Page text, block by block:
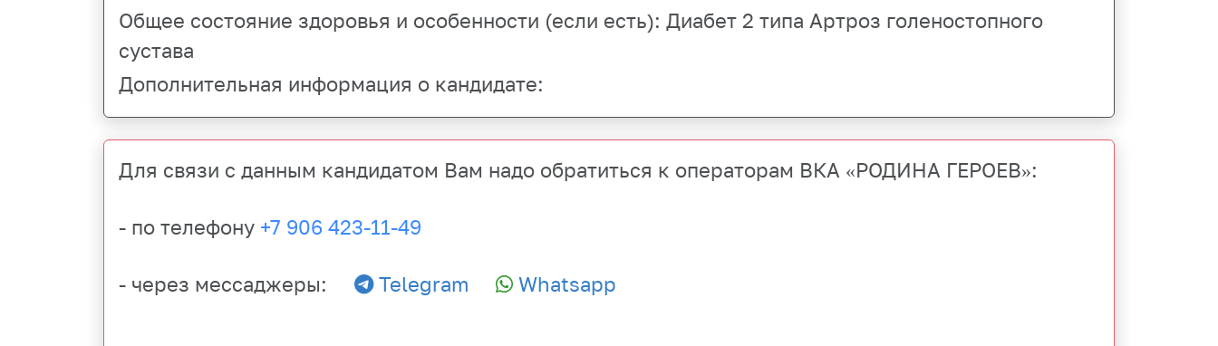
Общее состояние здоровья и особенности (если есть): Диабет 2 типа Артроз голеностопного
сустава
Дополнительная информация о кандидате:
Для связи с данным кандидатом Вам надо обратиться к операторам ВКА «РОДИНА ГЕРОЕВ»:
- по телефону +7 906 423-11-49
- через мессаджеры: Telegram Whatsapp